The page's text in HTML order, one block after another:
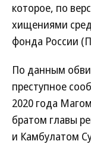
которое, по
хищениями
фонда России
По данным
преступное
2020 года
братом главы
и Камбулатом